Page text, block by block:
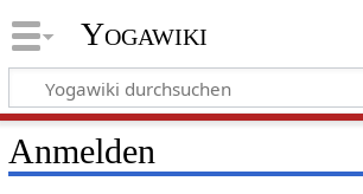
Yogawiki
Anmelden